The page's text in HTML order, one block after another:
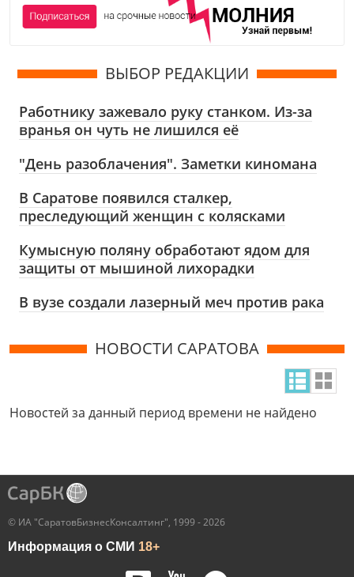
ВЫБОР РЕДАКЦИИ
Работнику зажевало руку станком. Из-за
вранья он чуть не лишился её
"День разоблачения". Заметки киномана
В Саратове появился сталкер,
преследующий женщин с колясками
Кумысную поляну обработают ядом для
защиты от мышиной лихорадки
В вузе создали лазерный меч против рака
НОВОСТИ САРАТОВА
Новостей за данный период времени не найдено
© ИА "СаратовБизнесКонсалтинг", 1999 - 2026
Информация о СМИ 18+